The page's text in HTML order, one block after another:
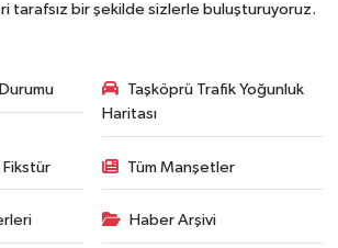
tarafsız bir şekilde sizlerle buluşturuyoruz.
Taşköprü Trafik Yoğunluk
Haritası
Fikstür Tüm Manşetler
Haber Arşivi